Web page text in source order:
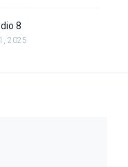
8
2025